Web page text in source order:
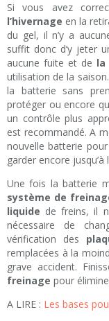
Si vous avez
l’hivernage en la
du gel, il n’y a
suffit donc d’y jeter
aucune fuite et de la
utilisation de la
la batterie sans
protéger ou encore
un contrôle plus
est recommandé. A
nouvelle batterie
garder encore
Une fois la batterie
système de
liquide de freins, il
nécessaire de
vérification des
remplacées à la
grave accident.
freinage pour
A LIRE : Les bases